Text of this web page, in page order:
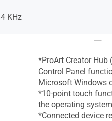
KHz
*ProArt Creator Hub
Control Panel
Microsoft Windows
*10-point touch
the operating
*Connected device